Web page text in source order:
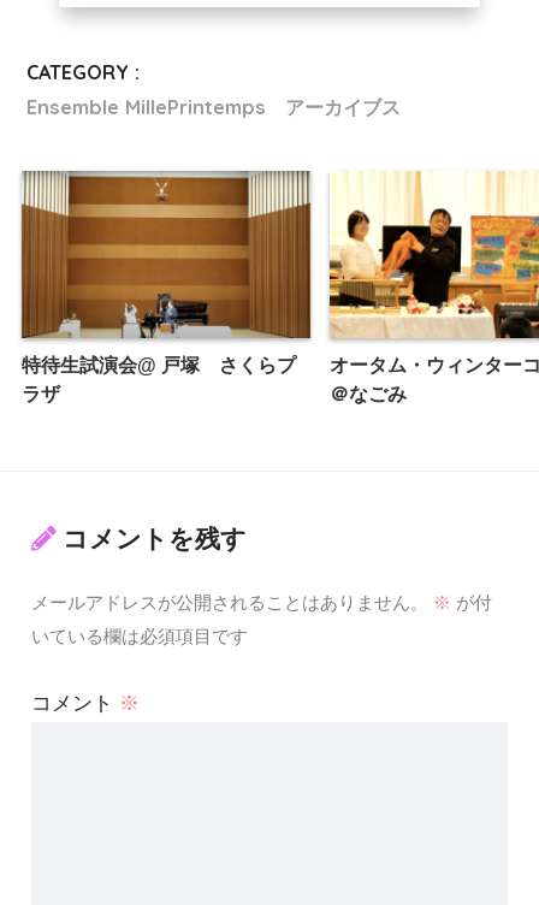
CATEGORY :
Ensemble MillePrintemps アーカイブス
特待生試演会@ 戸塚 さくらプ
ラザ
オータム・ウィンター
＠なごみ
コメントを残す
メールアドレスが公開されることはありません。 ※ が付
いている欄は必須項目です
コメント ※